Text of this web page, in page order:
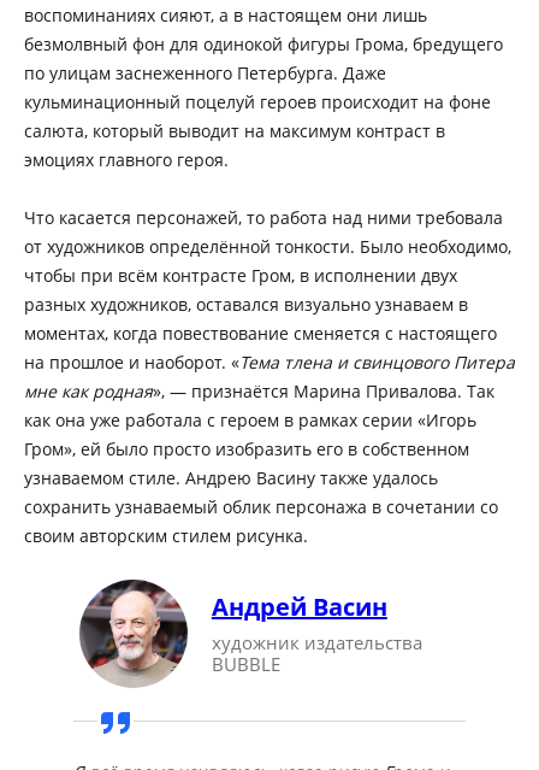
воспоминаниях сияют, а в настоящем они лишь
безмолвный фон для одинокой фигуры Грома, бредущего
по улицам заснеженного Петербурга. Даже
кульминационный поцелуй героев происходит на фоне
салюта, который выводит на максимум контраст в
эмоциях главного героя.
Что касается персонажей, то работа над ними требовала
от художников определённой тонкости. Было необходимо,
чтобы при всём контрасте Гром, в исполнении двух
разных художников, оставался визуально узнаваем в
моментах, когда повествование сменяется с настоящего
на прошлое и наоборот. «Тема тлена и свинцового Питера
мне как родная», — признаётся Марина Привалова. Так
как она уже работала с героем в рамках серии «Игорь
Гром», ей было просто изобразить его в собственном
узнаваемом стиле. Андрею Васину также удалось
сохранить узнаваемый облик персонажа в сочетании со
своим авторским стилем рисунка.
Андрей Васин
художник издательства
BUBBLE